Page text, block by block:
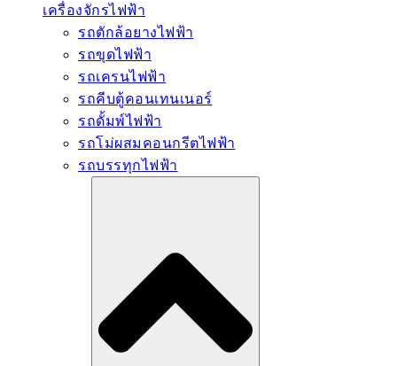
เครื่องจักรไฟฟ้า
รถตักล้อยางไฟฟ้า
รถขุดไฟฟ้า
รถเครนไฟฟ้า
รถคีบตู้คอนเทนเนอร์
รถดั้มพ์ไฟฟ้า
รถโม่ผสมคอนกรีตไฟฟ้า
รถบรรทุกไฟฟ้า